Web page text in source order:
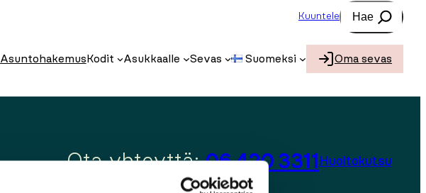
Kuuntele
Asuntohakemus Kodit Asukkaalle Sevas Suomeksi Oma sevas
Ota yhteyttä:06 420 3311 Huoltokutsu